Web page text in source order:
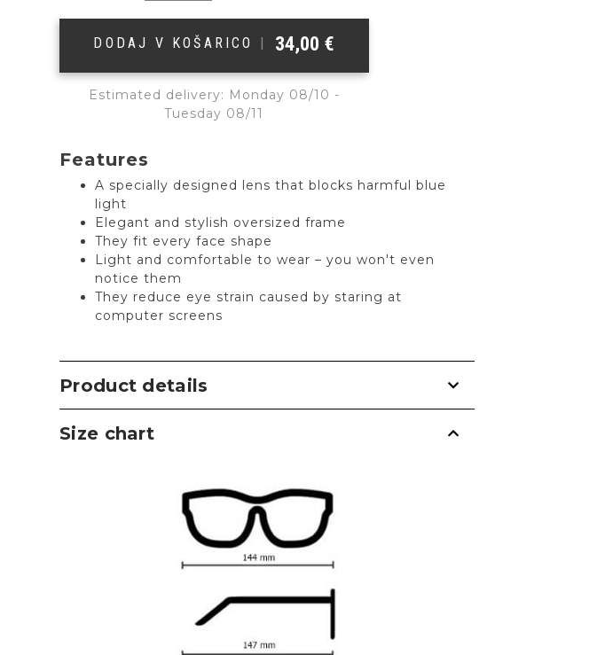
DODAJ V KOŠARICO 34,00 €
Estimated delivery: Monday 08/10 -
Tuesday 08/11
Features
A specially designed lens that blocks harmful blue
light
Elegant and stylish oversized frame
They fit every face shape
Light and comfortable to wear – you won't even
notice them
They reduce eye strain caused by staring at
computer screens
Product details
Size chart